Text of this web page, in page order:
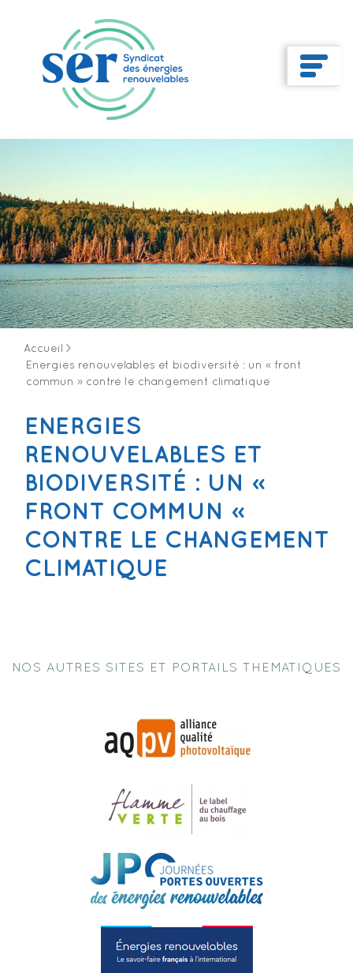
Accueil
>
Energies renouvelables et biodiversité : un « front
commun » contre le changement climatique
ENERGIES
RENOUVELABLES ET
BIODIVERSITÉ : UN «
FRONT COMMUN »
CONTRE LE CHANGEMENT
CLIMATIQUE
NOS AUTRES SITES ET PORTAILS THEMATIQUES